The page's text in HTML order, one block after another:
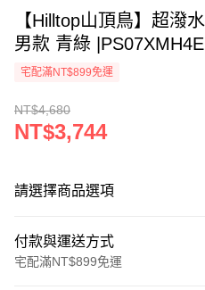
【Hilltop山頂鳥】超潑
男款 青綠
宅配滿NT$899免運
NT$4,680
NT$3,744
請選擇商品選項
付款與運送方式
宅配滿NT$899免運